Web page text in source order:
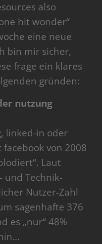
also
hit wonder“
eine neue
bin mir sicher,
frage ein klares
gründen:
nutzung
linked-in oder
von 2008
Laut
und Technik-
Nutzer-Zahl
sagenhafte 376
es „nur“ 48%